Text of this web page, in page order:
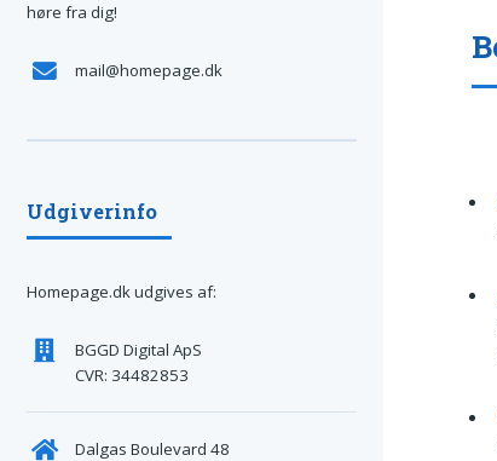
høre fra dig!
mail@homepage.dk
Udgiverinfo
Homepage.dk udgives af:
BGGD Digital ApS
CVR: 34482853
Dalgas Boulevard 48